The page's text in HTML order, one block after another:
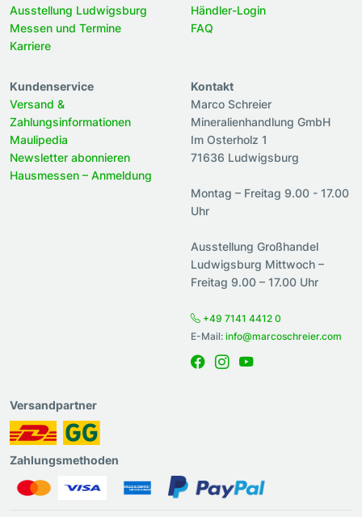
Ausstellung Ludwigsburg
Messen und Termine
Karriere
Händler-Login
FAQ
Kundenservice
Versand &
Zahlungsinformationen
Maulipedia
Newsletter abonnieren
Hausmessen – Anmeldung
Kontakt
Marco Schreier
Mineralienhandlung GmbH
Im Osterholz 1
71636 Ludwigsburg
Montag – Freitag 9.00 - 17.00
Uhr
Ausstellung Großhandel
Ludwigsburg Mittwoch –
Freitag 9.00 – 17.00 Uhr
+49 7141 4412 0
E-Mail: info@marcoschreier.com
Versandpartner
Zahlungsmethoden